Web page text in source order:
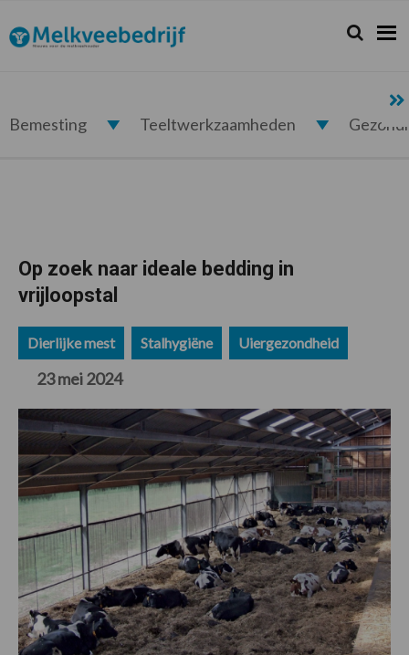
de
hoofdnavigatie
de
hoofd
de
eerste
de
voettekst
Melkveebedrijf.nl Zoeken...
Zoek
Bemesting Teeltwerkzaamheden
Op zoek naar ideale bedding in
vrijloopstal
Dierlijke mest Stalhygiëne Uiergezondheid
23 mei 2024